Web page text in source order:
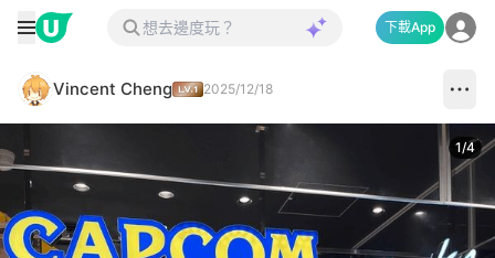
下載App
Vincent Cheng 2025/12/18
1/4